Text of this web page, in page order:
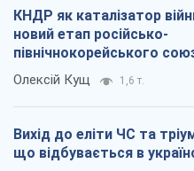
КНДР як каталізатор
новий етап російсько-
північнокорейського
Олексій Кущ 1,6 т.
Вихід до еліти ЧС та
що відбувається в